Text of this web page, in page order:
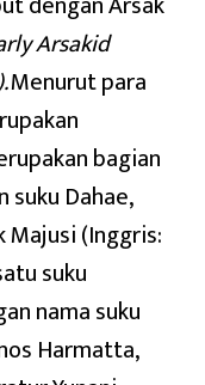
Arsakid
Menurut para
bagian
suku Dahae,
(Inggris:
suku
nama suku
Harmatta,